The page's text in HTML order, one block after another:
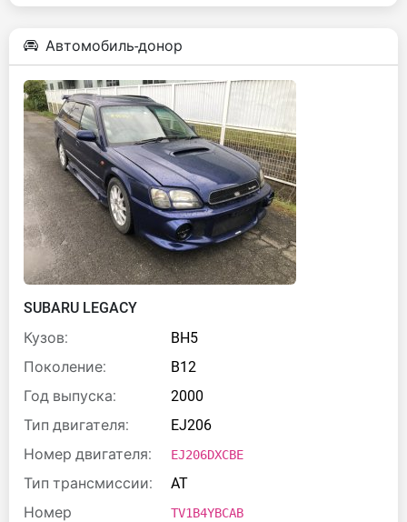
Автомобиль-донор
SUBARU LEGACY
Кузов:
BH5
Поколение:
B12
Год выпуска:
2000
Тип двигателя:
EJ206
Номер двигателя:
EJ206DXCBE
Тип трансмиссии:
AT
Номер
TV1B4YBCAB